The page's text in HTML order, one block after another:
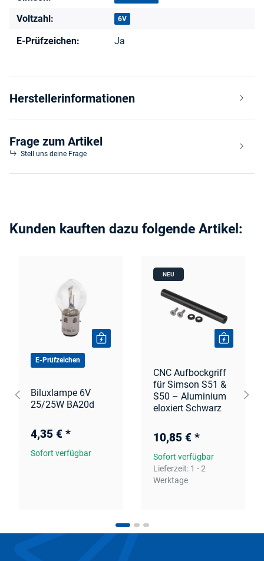
Voltzahl: 6V
E-Prüfzeichen: Ja
Herstellerinformationen
Frage zum Artikel
Stell uns deine Frage
Kunden kauften dazu folgende Artikel:
E-Prüfzeichen
Biluxlampe 6V
25/25W BA20d
4,35 € *
Sofort verfügbar
NEU
CNC Aufbockgriff
für Simson S51 &
S50 – Aluminium
eloxiert Schwarz
10,85 € *
Sofort verfügbar
Lieferzeit: 1 - 2
Werktage